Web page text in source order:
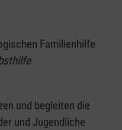
Familienhilfe
und begleiten die
und Jugendliche